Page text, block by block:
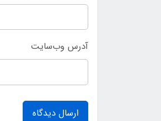
آدرس وب‌سایت
ارسال دیدگاه